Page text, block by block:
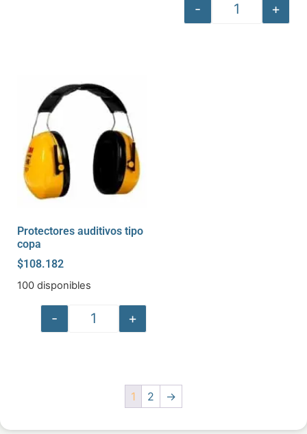
- +
Protectores auditivos tipo
copa
$108.182
100 disponibles
- +
1 2 →